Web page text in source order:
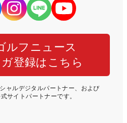
ルフニュース
登録はこちら
ャルデジタルパートナー、および
サイトパートナーです。